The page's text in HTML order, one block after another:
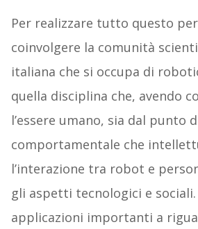
Per realizzare tutto questo
coinvolgere la comunità
italiana che si occupa di
quella disciplina che, avendo
l’essere umano, sia dal punto
comportamentale che
l’interazione tra robot e
gli aspetti tecnologici e
applicazioni importanti a